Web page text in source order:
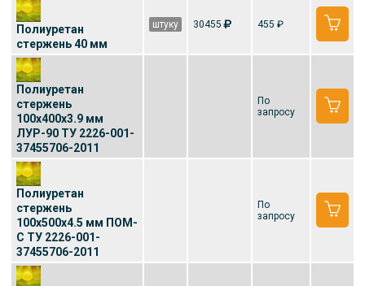
Полиуретан
стержень 40 мм
штуку 30455 455 ₽
Полиуретан
стержень
100x400x3.9 мм
ЛУР-90 ТУ 2226-001-
37455706-2011
По
запросу
Полиуретан
стержень
100x500x4.5 мм ПОМ-
С ТУ 2226-001-
37455706-2011
По
запросу